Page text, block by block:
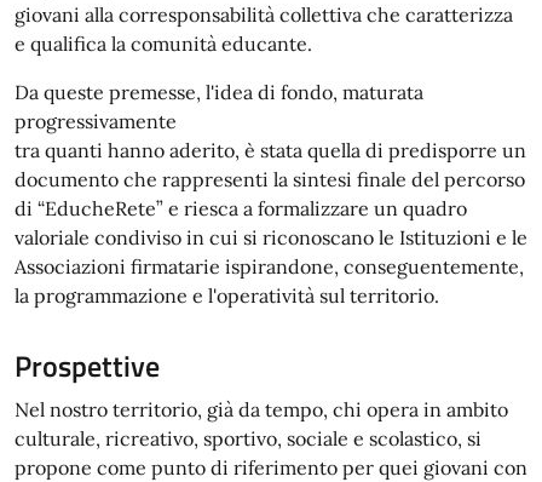
giovani alla corresponsabilità collettiva che caratterizza
e qualifica la comunità educante.
Da queste premesse, l'idea di fondo, maturata
progressivamente
tra quanti hanno aderito, è stata quella di predisporre un
documento che rappresenti la sintesi finale del percorso
di “EducheRete” e riesca a formalizzare un quadro
valoriale condiviso in cui si riconoscano le Istituzioni e le
Associazioni firmatarie ispirandone, conseguentemente,
la programmazione e l'operatività sul territorio.
Prospettive
Nel nostro territorio, già da tempo, chi opera in ambito
culturale, ricreativo, sportivo, sociale e scolastico, si
propone come punto di riferimento per quei giovani con